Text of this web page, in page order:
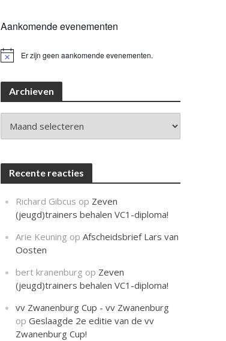
Aankomende evenementen
B
t
Er zijn geen aankomende evenementen.
Archieven
Recente reacties
Richard Gibcus op Zeven
(jeugd)trainers behalen VC1-diploma!
Arie Keuning opAfscheidsbrief Lars van
Oosten
bert kranenburg op Zeven
(jeugd)trainers behalen VC1-diploma!
vv Zwanenburg Cup - vv Zwanenburg
opGeslaagde 2e editie van de vv
Zwanenburg Cup!